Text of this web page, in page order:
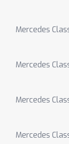
Mercedes
Mercedes
Mercedes
Mercedes